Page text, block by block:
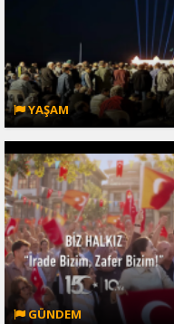
YAŞAM
GÜNDEM